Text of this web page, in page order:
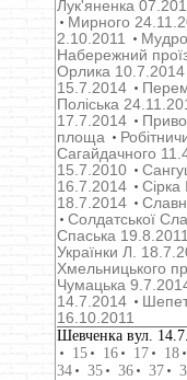
Лук'яненка
Мирного
2.10.2011
Набережний
Орлика 10.7.2014
15.7.2014
Поліська
17.7.2014
площа
Сагайдачного
15.7.2010
16.7.2014
Сірка
18.7.2014
Солдатської
Cпаська
Українки Л.
Хмельницького
Чумацька
14.7.2014
16.10.2011
Шевченка вул.
15
16 17
18
34
35 36 37